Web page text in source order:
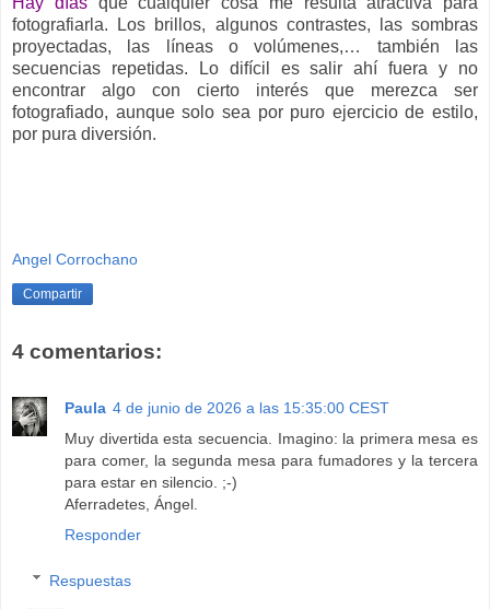
fotografiarla. Los brillos, algunos contrastes, las sombras
proyectadas, las líneas o volúmenes,… también las
secuencias repetidas. Lo difícil es salir ahí fuera y no
encontrar algo con cierto interés que merezca ser
fotografiado, aunque solo sea por puro ejercicio de estilo,
por pura diversión.
Angel Corrochano
Compartir
4 comentarios:
Paula 4 de junio de 2026 a las 15:35:00 CEST
Muy divertida esta secuencia. Imagino: la primera mesa es
para comer, la segunda mesa para fumadores y la tercera
para estar en silencio. ;-)
Aferradetes, Ángel.
Responder
Respuestas